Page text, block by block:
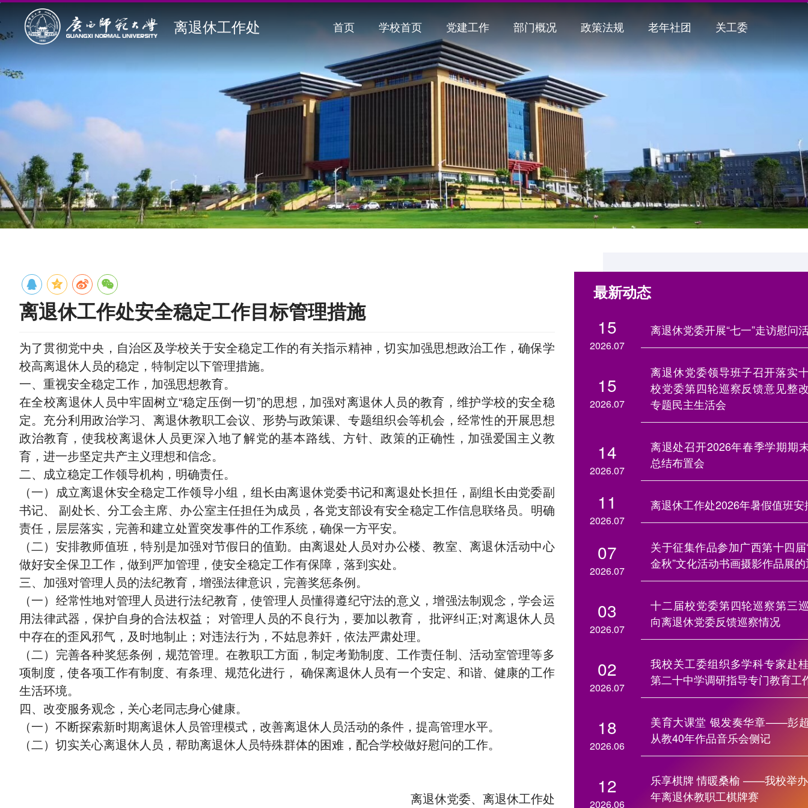
离退休工作处 首页 学校首页 党建工作 部门概况 政策法规 老年社团 关工委
离退休工作处安全稳定工作目标管理措施
为了贯彻党中央，自治区及学校关于安全稳定工作的有关指示精神，切实加强思想政治工作，确保学
校高离退休人员的稳定，特制定以下管理措施。
一、重视安全稳定工作，加强思想教育。
在全校离退休人员中牢固树立“稳定压倒一切”的思想，加强对离退休人员的教育，维护学校的安全稳
定。充分利用政治学习、离退休教职工会议、形势与政策课、专题组织会等机会，经常性的开展思想
政治教育，使我校离退休人员更深入地了解党的基本路线、方针、政策的正确性，加强爱国主义教
育，进一步坚定共产主义理想和信念。
二、成立稳定工作领导机构，明确责任。
（一）成立离退休安全稳定工作领导小组，组长由离退休党委书记和离退处长担任，副组长由党委副
书记、 副处长、分工会主席、办公室主任担任为成员，各党支部设有安全稳定工作信息联络员。明确
责任，层层落实，完善和建立处置突发事件的工作系统，确保一方平安。
（二）安排教师值班，特别是加强对节假日的值勤。由离退处人员对办公楼、教室、离退休活动中心
做好安全保卫工作，做到严加管理，使安全稳定工作有保障，落到实处。
三、加强对管理人员的法纪教育，增强法律意识，完善奖惩条例。
（一）经常性地对管理人员进行法纪教育，使管理人员懂得遵纪守法的意义，增强法制观念，学会运
用法律武器，保护自身的合法权益； 对管理人员的不良行为，要加以教育， 批评纠正;对离退休人员
中存在的歪风邪气，及时地制止；对违法行为，不姑息养奸，依法严肃处理。
（二）完善各种奖惩条例，规范管理。在教职工方面，制定考勤制度、工作责任制、活动室管理等多
项制度，使各项工作有制度、有条理、规范化进行， 确保离退休人员有一个安定、和谐、健康的工作
生活环境。
四、改变服务观念，关心老同志身心健康。
（一）不断探索新时期离退休人员管理模式，改善离退休人员活动的条件，提高管理水平。
（二）切实关心离退休人员，帮助离退休人员特殊群体的困难，配合学校做好慰问的工作。
离退休党委、离退休工作处
最新动态
15
2026.07
离退休党委开展“七一”走访慰问
15
2026.07
离退休党委领导班子召开落实
校党委第四轮巡察反馈意见整
专题民主生活会
14
2026.07
离退处召开2026年春季学期期
总结布置会
11
2026.07
离退休工作处2026年暑假值班安
07
2026.07
关于征集作品参加广西第十四届
金秋”文化活动书画摄影作品展
03
2026.07
十二届校党委第四轮巡察第三
向离退休党委反馈巡察情况
02
2026.07
我校关工委组织多学科专家赴
第二十中学调研指导专门教育工
18
2026.06
美育大课堂 银发奏华章——彭
从教40年作品音乐会侧记
12
2026.06
乐享棋牌 情暖桑榆 ——我校举
年离退休教职工棋牌赛